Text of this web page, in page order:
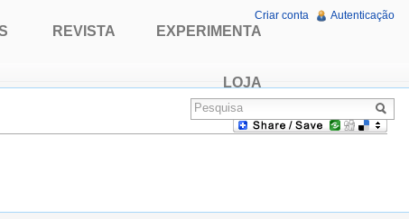
REVISTA EXPERIMENTA
LOJA
Criar conta Autenticação